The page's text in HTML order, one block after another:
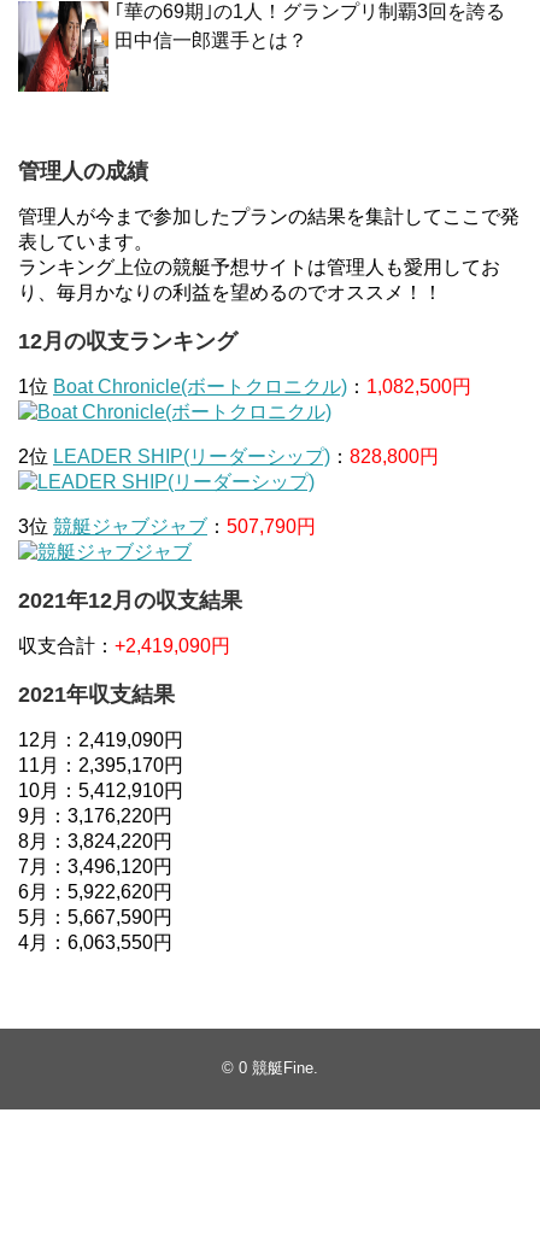
｢華の69期｣の1人！グランプリ制覇3回を誇る
田中信一郎選手とは？
管理人の成績
管理人が今まで参加したプランの結果を集計してここで発
表しています。
ランキング上位の競艇予想サイトは管理人も愛用してお
り、毎月かなりの利益を望めるのでオススメ！！
12月の収支ランキング
1位 Boat Chronicle(ボートクロニクル) ： 1,082,500円
2位 LEADER SHIP(リーダーシップ) ： 828,800円
3位 競艇ジャブジャブ ： 507,790円
2021年12月の収支結果
収支合計： +2,419,090円
2021年収支結果
12月：2,419,090円
11月：2,395,170円
10月：5,412,910円
9月：3,176,220円
8月：3,824,220円
7月：3,496,120円
6月：5,922,620円
5月：5,667,590円
4月：6,063,550円
© 0 競艇Fine.